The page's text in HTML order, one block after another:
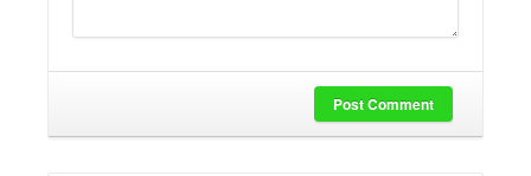
Post Comment